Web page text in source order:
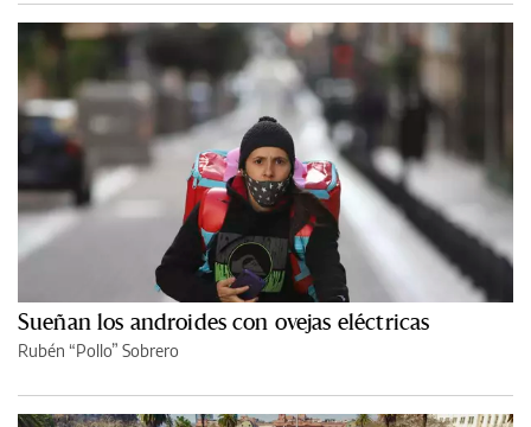
Sueñan los androides con ovejas eléctricas
Rubén “Pollo” Sobrero